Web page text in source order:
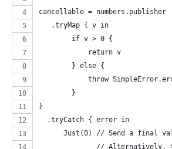
cancellable = numbers.publisher
   .tryMap { v in
        if v > 0 {
            return v
        } else {
throw
        }
}
  .tryCatch { error in
Just(0) // Send a final
// Alternatively,